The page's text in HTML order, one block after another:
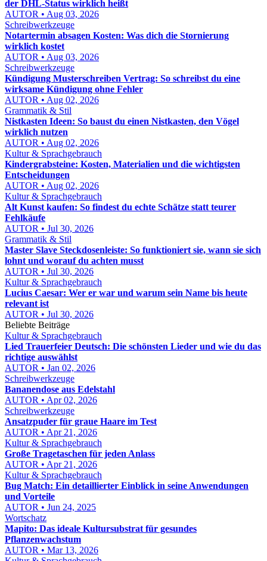
der DHL-Status wirklich heißt
AUTOR • Aug 03, 2026
Schreibwerkzeuge
Notartermin absagen Kosten: Was dich die Stornierung
wirklich kostet
AUTOR • Aug 03, 2026
Schreibwerkzeuge
Kündigung Musterschreiben Vertrag: So schreibst du eine
wirksame Kündigung ohne Fehler
AUTOR • Aug 02, 2026
Grammatik & Stil
Nistkasten Ideen: So baust du einen Nistkasten, den Vögel
wirklich nutzen
AUTOR • Aug 02, 2026
Kultur & Sprachgebrauch
Kindergrabsteine: Kosten, Materialien und die wichtigsten
Entscheidungen
AUTOR • Aug 02, 2026
Kultur & Sprachgebrauch
Alt Kunst kaufen: So findest du echte Schätze statt teurer
Fehlkäufe
AUTOR • Jul 30, 2026
Grammatik & Stil
Master Slave Steckdosenleiste: So funktioniert sie, wann sie sich
lohnt und worauf du achten musst
AUTOR • Jul 30, 2026
Kultur & Sprachgebrauch
Lucius Caesar: Wer er war und warum sein Name bis heute
relevant ist
AUTOR • Jul 30, 2026
Beliebte Beiträge
Kultur & Sprachgebrauch
Lied Trauerfeier Deutsch: Die schönsten Lieder und wie du das
richtige auswählst
AUTOR • Jan 02, 2026
Schreibwerkzeuge
Bananendose aus Edelstahl
AUTOR • Apr 02, 2026
Schreibwerkzeuge
Ansatzpuder für graue Haare im Test
AUTOR • Apr 21, 2026
Kultur & Sprachgebrauch
Große Tragetaschen für jeden Anlass
AUTOR • Apr 21, 2026
Kultur & Sprachgebrauch
Bug Match: Ein detaillierter Einblick in seine Anwendungen
und Vorteile
AUTOR • Jun 24, 2025
Wortschatz
Mapito: Das ideale Kultursubstrat für gesundes
Pflanzenwachstum
AUTOR • Mar 13, 2026